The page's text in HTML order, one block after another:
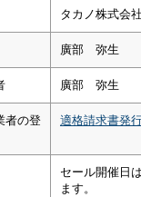
タカノ株式会社
廣部 弥生
廣部 弥生
者の登
適格請求書発
セール開催日
ます。